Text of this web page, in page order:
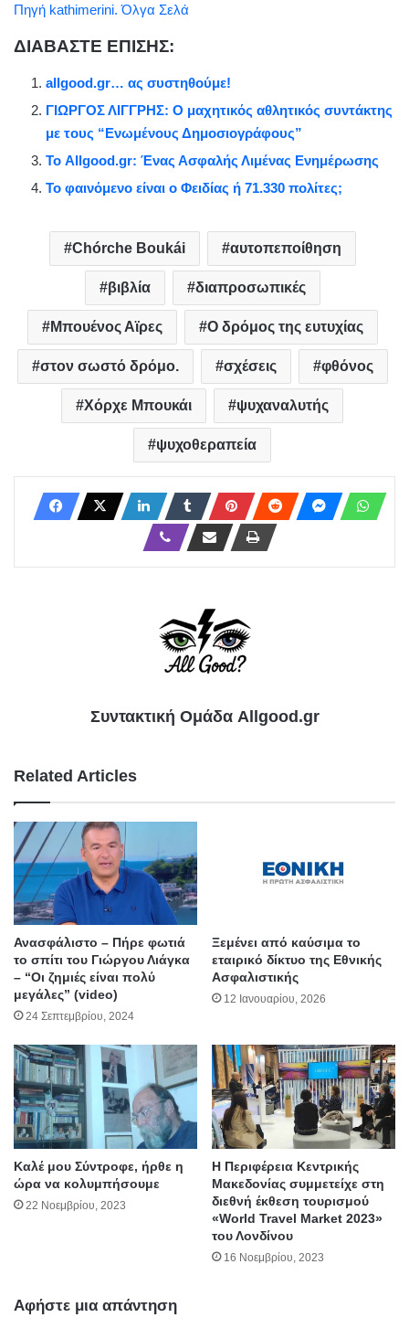
Πηγή kathimerini. Όλγα Σελά
ΔΙΑΒΑΣΤΕ ΕΠΙΣΗΣ:
allgood.gr… ας συστηθούμε!
ΓΙΩΡΓΟΣ ΛΙΓΓΡΗΣ: Ο μαχητικός αθλητικός συντάκτης
με τους “Ενωμένους Δημοσιογράφους”
Το Allgood.gr: Ένας Ασφαλής Λιμένας Ενημέρωσης
Το φαινόμενο είναι ο Φειδίας ή 71.330 πολίτες;
Chórche Boukái αυτοπεποίθηση
βιβλία διαπροσωπικές
Μπουένος Αϊρες Ο δρόμος της ευτυχίας
στον σωστό δρόμο. σχέσεις φθόνος
Χόρχε Μπουκάι ψυχαναλυτής
ψυχοθεραπεία
Συντακτική Ομάδα Allgood.gr
Related Articles
Ανασφάλιστο – Πήρε φωτιά
το σπίτι του Γιώργου Λιάγκα
– “Οι ζημιές είναι πολύ
μεγάλες” (video)
24 Σεπτεμβρίου, 2024
Ξεμένει από καύσιμα το
εταιρικό δίκτυο της Εθνικής
Ασφαλιστικής
12 Ιανουαρίου, 2026
Καλέ μου Σύντροφε, ήρθε η
ώρα να κολυμπήσουμε
22 Νοεμβρίου, 2023
Η Περιφέρεια Κεντρικής
Μακεδονίας συμμετείχε στη
διεθνή έκθεση τουρισμού
«World Travel Market 2023»
του Λονδίνου
16 Νοεμβρίου, 2023
Αφήστε μια απάντηση